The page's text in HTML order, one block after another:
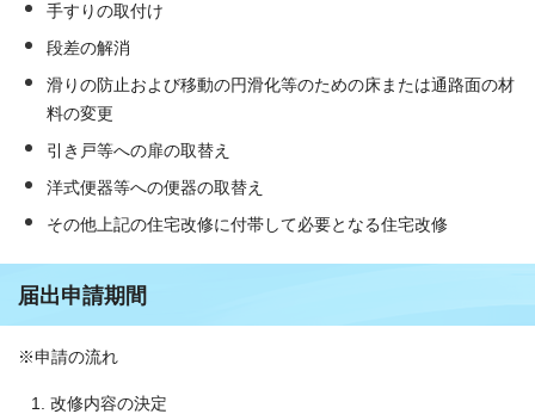
手すりの取付け
段差の解消
滑りの防止および移動の円滑化等のための床または通路面の材
料の変更
引き戸等への扉の取替え
洋式便器等への便器の取替え
その他上記の住宅改修に付帯して必要となる住宅改修
届出申請期間
※申請の流れ
改修内容の決定